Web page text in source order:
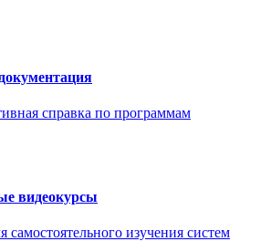
справка по программам
видеокурсы
самостоятельного изучения систем